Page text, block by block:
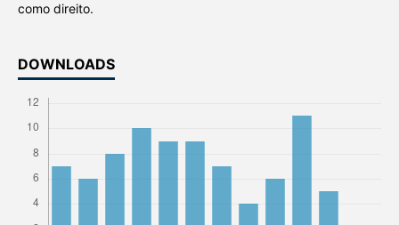
como direito.
DOWNLOADS